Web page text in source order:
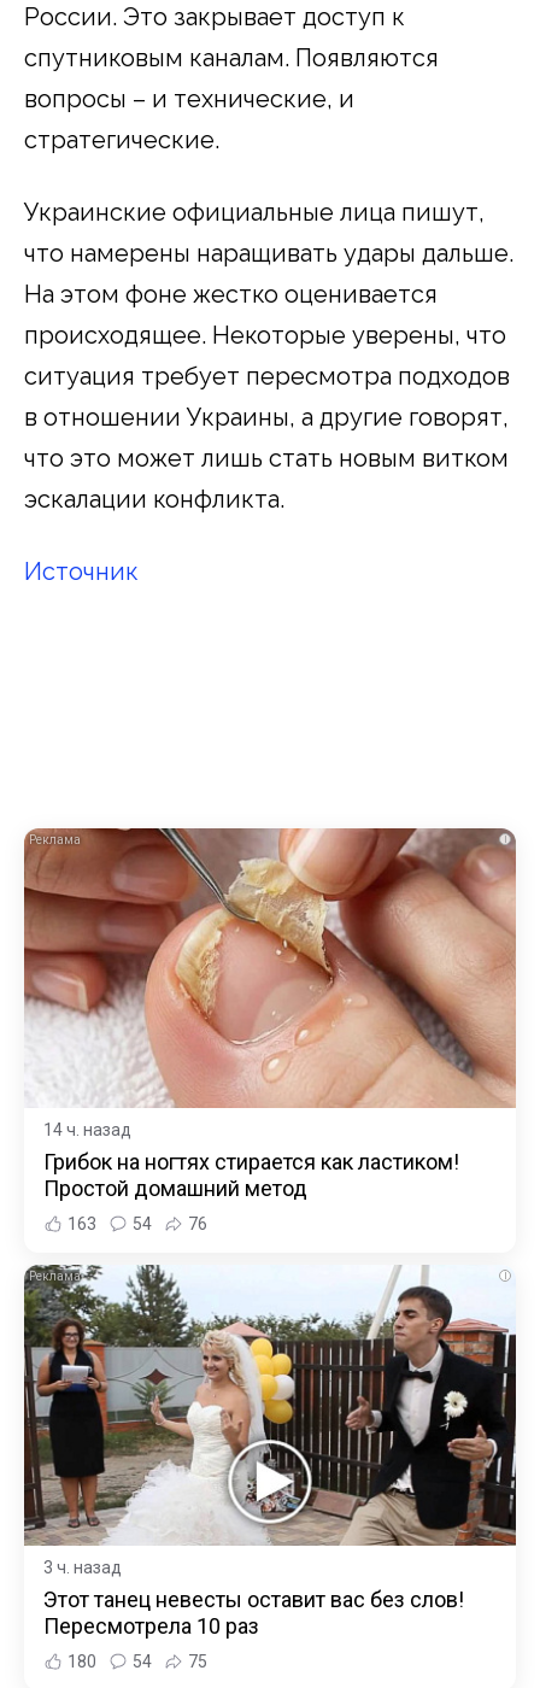
России. Это закрывает доступ к
спутниковым каналам. Появляются
вопросы – и технические, и
стратегические.
Украинские официальные лица пишут,
что намерены наращивать удары дальше.
На этом фоне жестко оценивается
происходящее. Некоторые уверены, что
ситуация требует пересмотра подходов
в отношении Украины, а другие говорят,
что это может лишь стать новым витком
эскалации конфликта.
Источник
i
14 ч. назад
Грибок на ногтях стирается как ластиком!
Простой домашний метод
163 54 76
i
3 ч. назад
Этот танец невесты оставит вас без слов!
Пересмотрела 10 раз
180 54 75